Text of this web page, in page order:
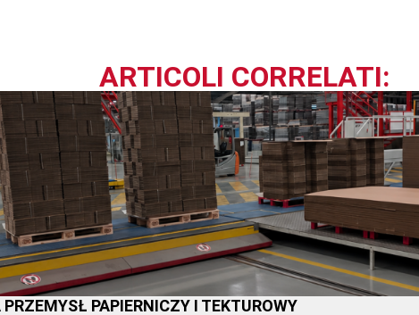
ARTICOLI CORRELATI:
PAPIERNICZY I TEKTUROWY